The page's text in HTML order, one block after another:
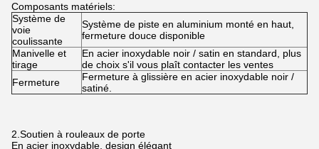
Composants matériels:
Système de
voie
coulissante
Système de piste en aluminium monté en haut,
fermeture douce disponible
Manivelle et
tirage
En acier inoxydable noir / satin en standard, plus
de choix s'il vous plaît contacter les ventes
Fermeture
Fermeture à glissière en acier inoxydable noir /
satiné.
2.Soutien à rouleaux de porte
En acier inoxydable, design élégant